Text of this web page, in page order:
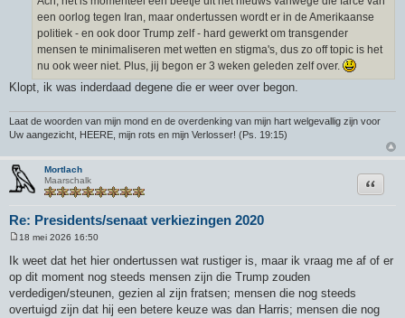
een oorlog tegen Iran, maar ondertussen wordt er in de Amerikaanse
politiek - en ook door Trump zelf - hard gewerkt om transgender
mensen te minimaliseren met wetten en stigma's, dus zo off topic is het
nu ook weer niet. Plus, jij begon er 3 weken geleden zelf over.
Klopt, ik was inderdaad degene die er weer over begon.
Laat de woorden van mijn mond en de overdenking van mijn hart welgevallig zijn voor
Uw aangezicht, HEERE, mijn rots en mijn Verlosser! (Ps. 19:15)
Mortlach
Maarschalk
Re: Presidents/senaat verkiezingen 2020
Citeer
i
h
t
18 mei 2026 16:50
Ik weet dat het hier ondertussen wat rustiger is, maar ik vraag me af of er
op dit moment nog steeds mensen zijn die Trump zouden
verdedigen/steunen, gezien al zijn fratsen; mensen die nog steeds
overtuigd zijn dat hij een betere keuze was dan Harris; mensen die nog